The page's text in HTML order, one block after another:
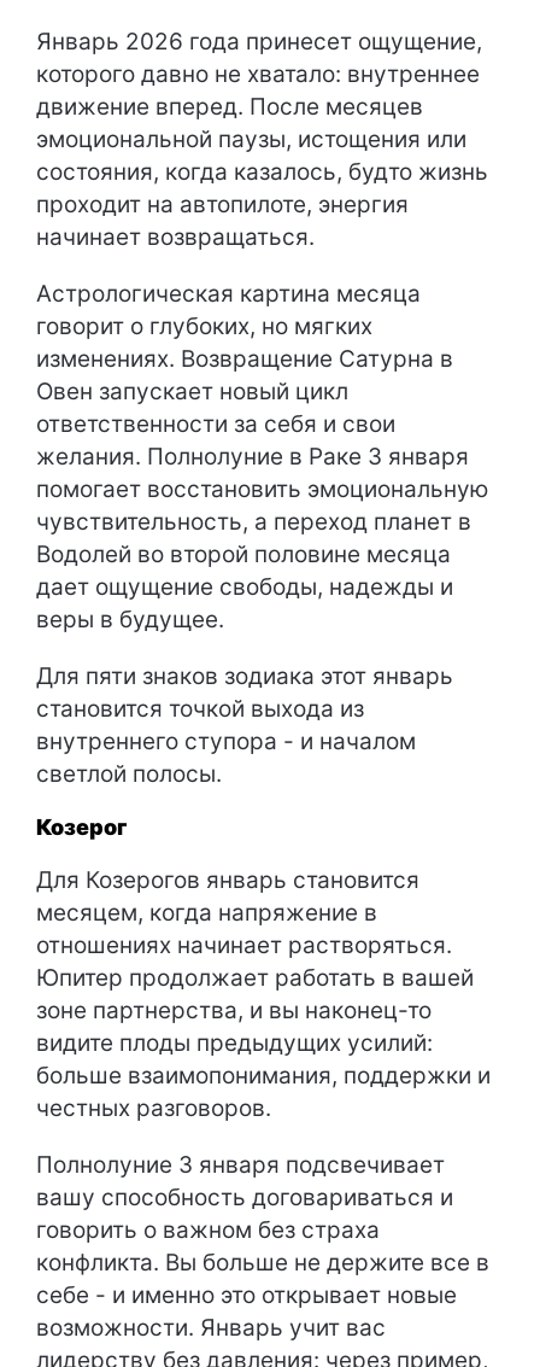
Январь 2026 года принесет ощущение,
которого давно не хватало: внутреннее
движение вперед. После месяцев
эмоциональной паузы, истощения или
состояния, когда казалось, будто жизнь
проходит на автопилоте, энергия
начинает возвращаться.
Астрологическая картина месяца
говорит о глубоких, но мягких
изменениях. Возвращение Сатурна в
Овен запускает новый цикл
ответственности за себя и свои
желания. Полнолуние в Раке 3 января
помогает восстановить эмоциональную
чувствительность, а переход планет в
Водолей во второй половине месяца
дает ощущение свободы, надежды и
веры в будущее.
Для пяти знаков зодиака этот январь
становится точкой выхода из
внутреннего ступора - и началом
светлой полосы.
Козерог
Для Козерогов январь становится
месяцем, когда напряжение в
отношениях начинает растворяться.
Юпитер продолжает работать в вашей
зоне партнерства, и вы наконец-то
видите плоды предыдущих усилий:
больше взаимопонимания, поддержки и
честных разговоров.
Полнолуние 3 января подсвечивает
вашу способность договариваться и
говорить о важном без страха
конфликта. Вы больше не держите все в
себе - и именно это открывает новые
возможности. Январь учит вас
лидерству без давления: через пример,